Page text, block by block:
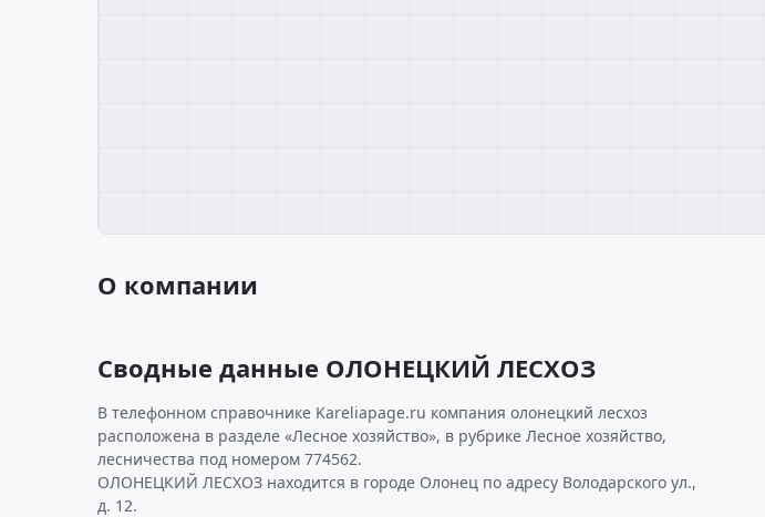
О компании
Сводные данные ОЛОНЕЦКИЙ ЛЕСХОЗ
В телефонном справочнике Kareliapage.ru компания олонецкий лесхоз
расположена в разделе «Лесное хозяйство», в рубрике Лесное хозяйство,
лесничества под номером 774562.
ОЛОНЕЦКИЙ ЛЕСХОЗ находится в городе Олонец по адресу Володарского ул.,
д. 12.